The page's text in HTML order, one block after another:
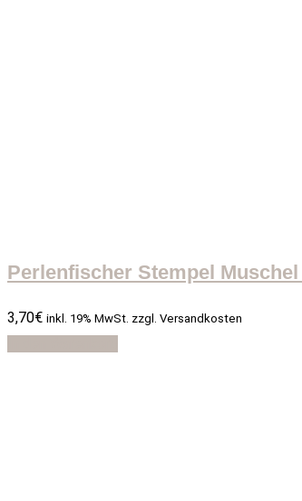
Perlenfischer Stempel
3,70€ inkl. 19% MwSt. zzgl. Versandkosten